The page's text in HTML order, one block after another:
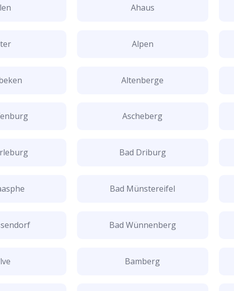
Ahaus
Alpen
Altenberge
Ascheberg
Bad Driburg
Bad Münstereifel
Bad Wünnenberg
Bamberg